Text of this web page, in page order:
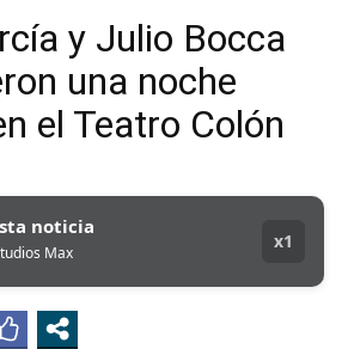
y Julio Bocca
una noche
el Teatro Colón
noticia
Max
x1